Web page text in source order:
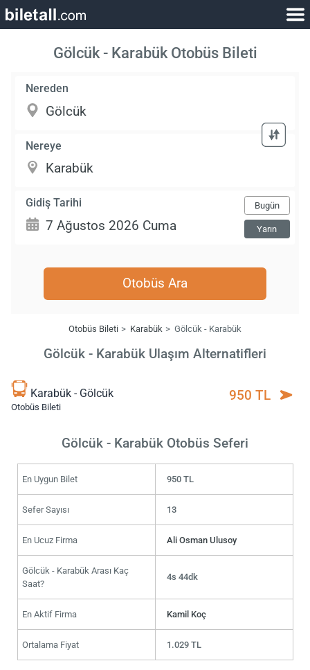
Gölcük - Karabük Otobüs Bileti
Nereden
Nereye
Gidiş Tarihi Bugün
Yarın
Otobüs Ara
Otobüs Bileti Karabük Gölcük - Karabük
Gölcük - Karabük Ulaşım Alternatifleri
Karabük - Gölcük
Otobüs Bileti
950 TL
Gölcük - Karabük Otobüs Seferi
En Uygun Bilet 950 TL
Sefer Sayısı 13
En Ucuz Firma Ali Osman Ulusoy
Gölcük - Karabük Arası Kaç
Saat?
4s 44dk
En Aktif Firma Kamil Koç
Ortalama Fiyat 1.029 TL